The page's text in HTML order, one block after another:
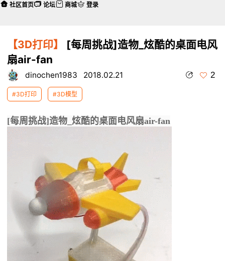
【3D打印】
[每周挑战]造物_炫酷的桌面电风
扇air-fan
dinochen1983 2018.02.21 2
#3D打印 #3D模型
[每周挑战]造物_炫酷的桌面电风扇air-fan
社区首页 论坛 商城 登录